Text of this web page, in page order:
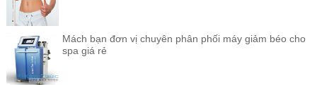
Mách bạn đơn vị chuyên phân phối máy giảm béo cho
spa giá rẻ